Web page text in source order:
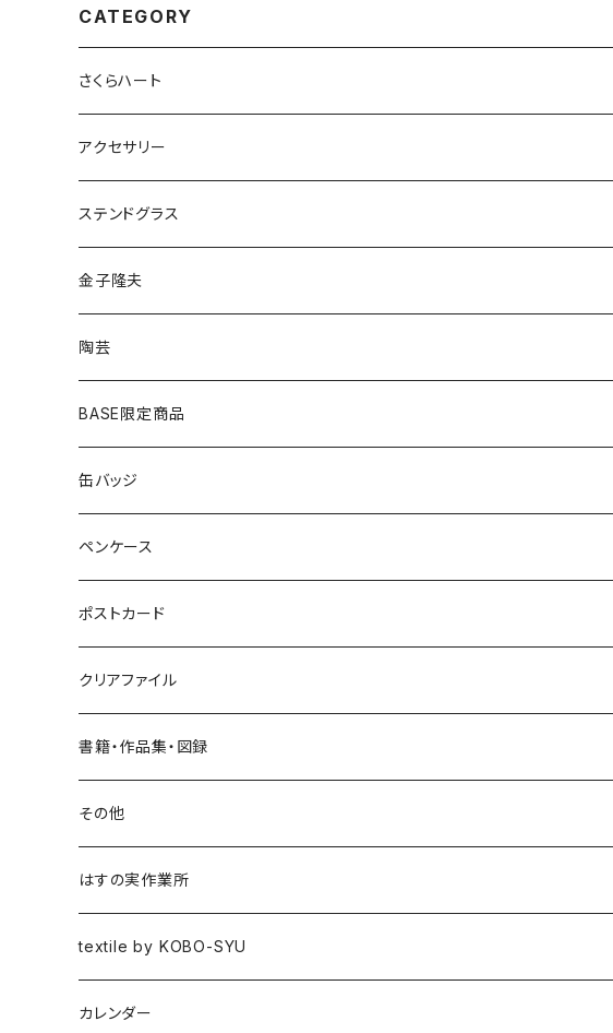
CATEGORY
さくらハート
ペンダント
ゴールド
シルバー
ピアス
ゴールド
シルバー
アクセサリー
ネックレス
ピアス
イヤリング
ヘアゴム
ポニーフック
ブローチ
ステンドグラス
アクセサリー
イヤリング
ピアス
雑貨・小物
金子隆夫
陶芸
BASE限定商品
缶バッジ
ペンケース
ポストカード
クリアファイル
書籍・作品集・図録
書籍
作品集
図録
その他
はすの実作業所
textile by KOBO-SYU
HISASHI IGARASHI
カレンダー